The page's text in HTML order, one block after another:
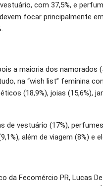
com 37,5%, e
focar principalmente
a maioria dos namorados
na “wish list” feminina
(18,9%), joias (15,6%),
de vestuário (17%),
além de viagem (8%) e
da Fecomércio PR, Lucas